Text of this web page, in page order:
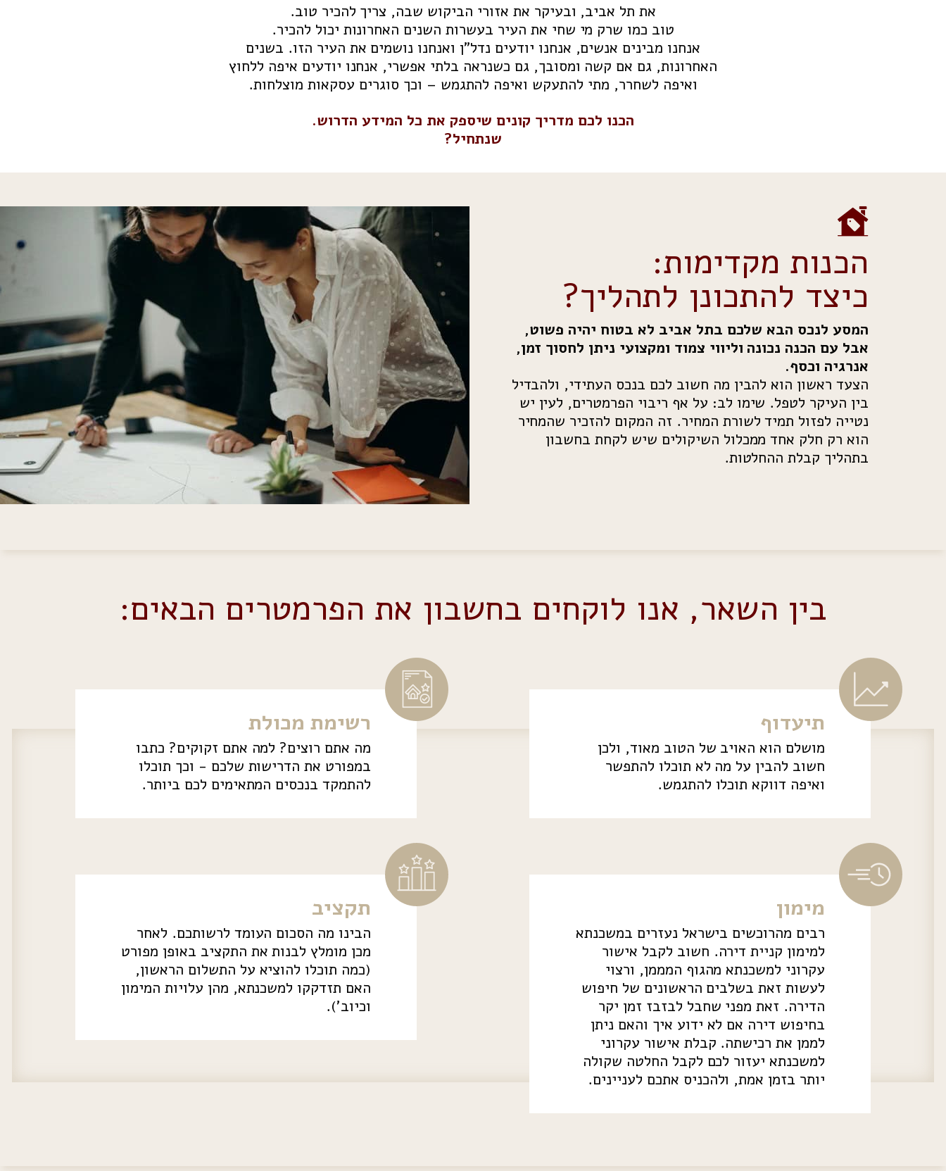
את תל אביב, ובעיקר את אזורי הביקוש שבה, צריך להכיר טוב.
טוב כמו שרק מי שחי את העיר בעשרות השנים האחרונות יכול להכיר.
אנחנו מבינים אנשים, אנחנו יודעים נדל”ן ואנחנו נושמים את העיר הזו. בשנים
האחרונות, גם אם קשה ומסובך, גם כשנראה בלתי אפשרי, אנחנו יודעים איפה ללחוץ
ואיפה לשחרר, מתי להתעקש ואיפה להתגמש – וכך סוגרים עסקאות מוצלחות.
הכנו לכם מדריך קונים שיספק את כל המידע הדרוש.
שנתחיל?
הכנות מקדימות:
כיצד להתכונן לתהליך?
המסע לנכס הבא שלכם בתל אביב לא בטוח יהיה פשוט,
אבל עם הכנה נכונה וליווי צמוד ומקצועי ניתן לחסוך זמן,
אנרגיה וכסף.
הצעד ראשון הוא להבין מה חשוב לכם בנכס העתידי, ולהבדיל
בין העיקר לטפל. שימו לב: על אף ריבוי הפרמטרים, לעין יש
נטייה לפזול תמיד לשורת המחיר. זה המקום להזכיר שהמחיר
הוא רק חלק אחד ממכלול השיקולים שיש לקחת בחשבון
בתהליך קבלת ההחלטות.
בין השאר, אנו לוקחים בחשבון את הפרמטרים הבאים:
תיעדוף
מושלם הוא האויב של הטוב מאוד, ולכן
חשוב להבין על מה לא תוכלו להתפשר
ואיפה דווקא תוכלו להתגמש.
רשימת מכולת
מה אתם רוצים? למה אתם זקוקים? כתבו
במפורט את הדרישות שלכם - וכך תוכלו
להתמקד בנכסים המתאימים לכם ביותר.
מימון
רבים מהרוכשים בישראל נעזרים במשכנתא
למימון קניית דירה. חשוב לקבל אישור
עקרוני למשכנתא מהגוף המממן, ורצוי
לעשות זאת בשלבים הראשונים של חיפוש
הדירה. זאת מפני שחבל לבזבז זמן יקר
בחיפוש דירה אם לא ידוע איך והאם ניתן
לממן את רכישתה. קבלת אישור עקרוני
למשכנתא יעזור לכם לקבל החלטה שקולה
יותר בזמן אמת, ולהכניס אתכם לעניינים.
תקציב
הבינו מה הסכום העומד לרשותכם. לאחר
מכן מומלץ לבנות את התקציב באופן מפורט
(כמה תוכלו להוציא על התשלום הראשון,
האם תזדקקו למשכנתא, מהן עלויות המימון
וכיוב').